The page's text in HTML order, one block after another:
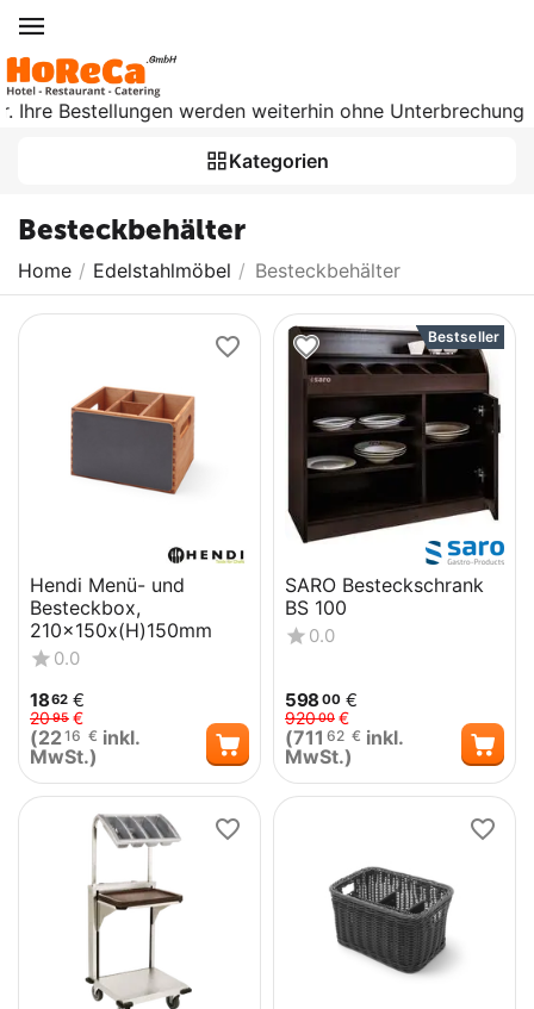
Bestellungen werden weiterhin ohne Unterbrechung
Kategorien
Besteckbehälter
Home / Edelstahlmöbel / Besteckbehälter
Hendi Menü- und
Besteckbox,
210x150x(H)150mm
0.0
1862 €
2095 €
(2216 € inkl.
MwSt.)
Bestseller
SARO Besteckschrank
BS 100
0.0
598 00 €
92000 €
(711 62 € inkl.
MwSt.)